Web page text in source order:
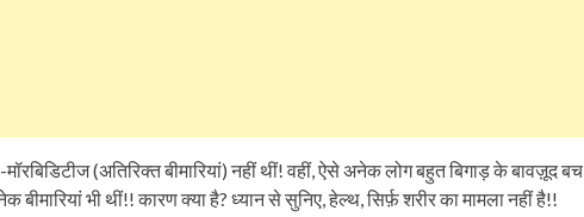
(अतिरिक्त बीमारियां) नहीं थीं! वहीं, ऐसे अनेक लोग बहुत बिगाड़ के बावज़ूद बच
भी थीं!! कारण क्या है? ध्यान से सुनिए, हेल्थ, सिर्फ़ शरीर का मामला नहीं है!!